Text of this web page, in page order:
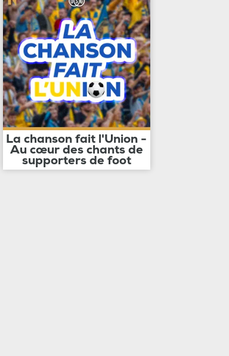
La chanson fait l'Union -
Au cœur des chants de
supporters de foot